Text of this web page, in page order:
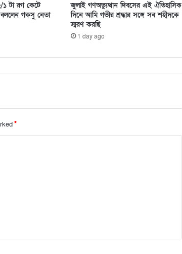
১ টা রগ কেটে
বললেন গকসু নেতা
জুলাই গণঅভ্যুত্থান দিবসের এই ঐতিহাসিক
দিনে আমি গভীর শ্রদ্ধার সঙ্গে সব শহীদকে
স্মরণ করছি
1 day ago
*